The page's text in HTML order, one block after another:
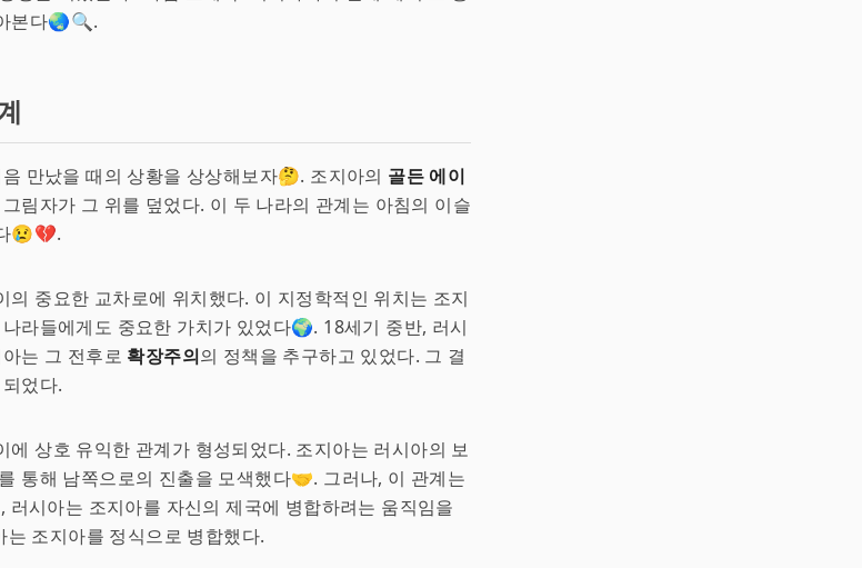
본다🌏🔍.
만났을 때의 상황을 상상해보자🤔. 조지아의 골든 에이
림자가 그 위를 덮었다. 이 두 나라의 관계는 아침의 이슬
😢💔.
의 중요한 교차로에 위치했다. 이 지정학적인 위치는 조지
라들에게도 중요한 가치가 있었다🌍. 18세기 중반, 러시
는 그 전후로 확장주의의 정책을 추구하고 있었다. 그 결
었다.
에 상호 유익한 관계가 형성되었다. 조지아는 러시아의 보
통해 남쪽으로의 진출을 모색했다🤝. 그러나, 이 관계는
러시아는 조지아를 자신의 제국에 병합하려는 움직임을
조지아를 정식으로 병합했다.